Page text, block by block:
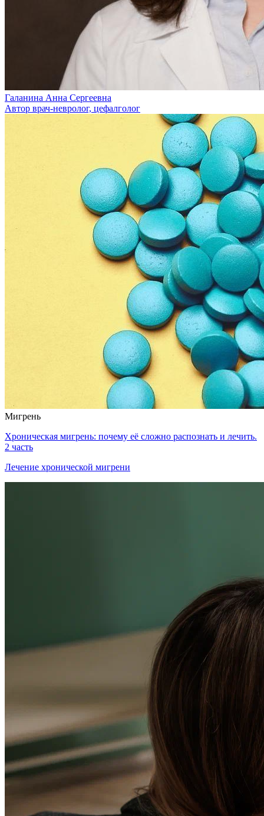
Галанина Анна Сергеевна
Автор врач-невролог, цефалголог
Мигрень
Хроническая мигрень: почему её сложно распознать и лечить.
2 часть
Лечение хронической мигрени